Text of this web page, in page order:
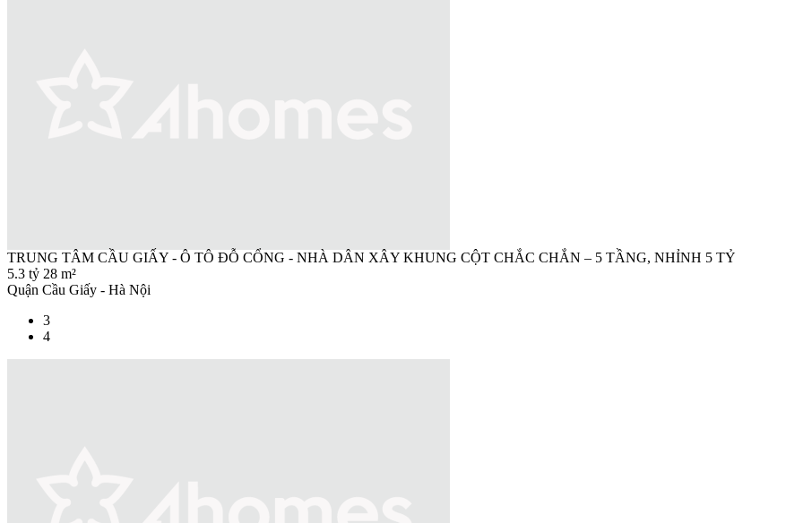
TRUNG TÂM CẦU GIẤY - Ô TÔ ĐỖ CỔNG - NHÀ DÂN XÂY KHUNG CỘT CHẮC CHẮN – 5 TẦNG, NHỈNH 5 TỶ
5.3 tỷ 28 m²
Quận Cầu Giấy - Hà Nội
3
4